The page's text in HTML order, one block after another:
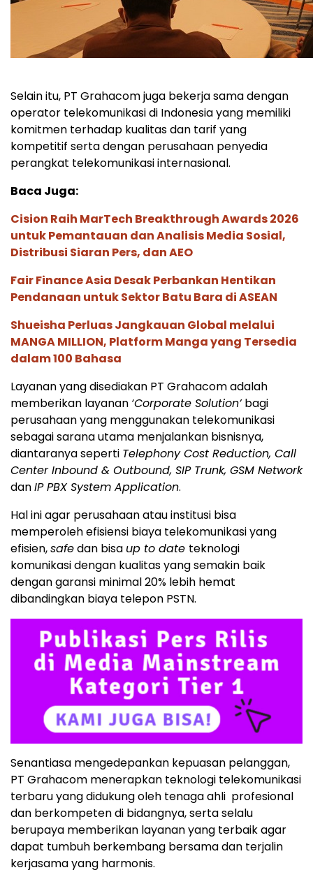
Selain itu, PT Grahacom juga bekerja sama dengan
operator telekomunikasi di Indonesia yang memiliki
komitmen terhadap kualitas dan tarif yang
kompetitif serta dengan perusahaan penyedia
perangkat telekomunikasi internasional.
Baca Juga:
Cision Raih MarTech Breakthrough Awards 2026
untuk Pemantauan dan Analisis Media Sosial,
Distribusi Siaran Pers, dan AEO
Fair Finance Asia Desak Perbankan Hentikan
Pendanaan untuk Sektor Batu Bara di ASEAN
Shueisha Perluas Jangkauan Global melalui
MANGA MILLION, Platform Manga yang Tersedia
dalam 100 Bahasa
Layanan yang disediakan PT Grahacom adalah
memberikan layanan ‘Corporate Solution’bagi
perusahaan yang menggunakan telekomunikasi
sebagai sarana utama menjalankan bisnisnya,
diantaranya seperti Telephony Cost Reduction, Call
Center Inbound & Outbound, SIP Trunk, GSM Network
danIP PBX System Application.
Hal ini agar perusahaan atau institusi bisa
memperoleh efisiensi biaya telekomunikasi yang
efisien,safedan bisa up to date teknologi
komunikasi dengan kualitas yang semakin baik
dengan garansi minimal 20% lebih hemat
dibandingkan biaya telepon PSTN.
Senantiasa mengedepankan kepuasan pelanggan,
PT Grahacom menerapkan teknologi telekomunikasi
terbaru yang didukung oleh tenaga ahli profesional
dan berkompeten di bidangnya, serta selalu
berupaya memberikan layanan yang terbaik agar
dapat tumbuh berkembang bersama dan terjalin
kerjasama yang harmonis.